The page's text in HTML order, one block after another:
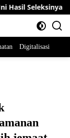
Seleksinya
Digitalisasi